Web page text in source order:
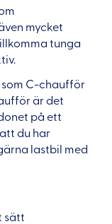
mycket
tunga
som C-chaufför
är det
på ett
du har
lastbil med
sätt